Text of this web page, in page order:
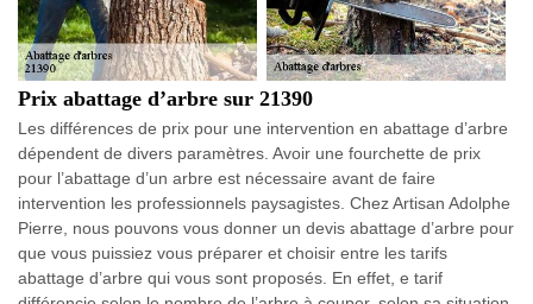
Prix abattage d’arbre sur 21390
Les différences de prix pour une intervention en abattage d’arbre
dépendent de divers paramètres. Avoir une fourchette de prix
pour l’abattage d’un arbre est nécessaire avant de faire
intervention les professionnels paysagistes. Chez Artisan Adolphe
Pierre, nous pouvons vous donner un devis abattage d’arbre pour
que vous puissiez vous préparer et choisir entre les tarifs
abattage d’arbre qui vous sont proposés. En effet, e tarif